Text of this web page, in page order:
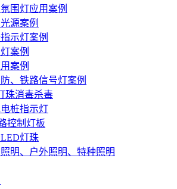
围灯应用案例
源案例
示灯案例
案例
案例
、铁路信号灯案例
珠消毒杀毒
桩指示灯
控制灯板
灯珠
明、户外照明、特种照明